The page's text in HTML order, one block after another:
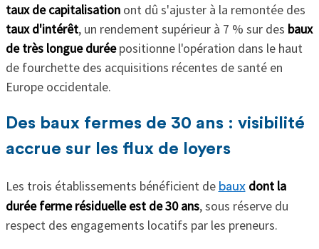
taux de capitalisationont dû s'ajuster à la remontée des
taux d'intérêt, un rendement supérieur à 7 % sur des baux
de très longue duréepositionne l'opération dans le haut
de fourchette des acquisitions récentes de santé en
Europe occidentale.
Des baux fermes de 30 ans : visibilité
accrue sur les flux de loyers
Les trois établissements bénéficient de bauxdont la
durée ferme résiduelle est de 30 ans, sous réserve du
respect des engagements locatifs par les preneurs.